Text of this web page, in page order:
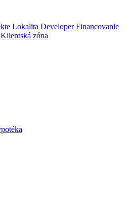
Lokalita Developer Financovanie
Klientská zóna